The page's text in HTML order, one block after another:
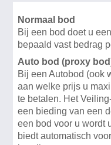
Normaal bod
Bij een bod doet u
bepaald vast bedrag
Auto bod (proxy
Bij een Autobod (ook
aan welke prijs u
te betalen. Het
een bieding van een
een bod voor u wordt
biedt automatisch